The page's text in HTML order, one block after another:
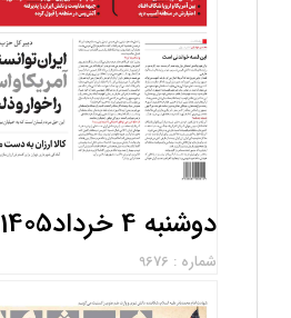
دوشنبه 4 خرداد1405
شماره : 9676